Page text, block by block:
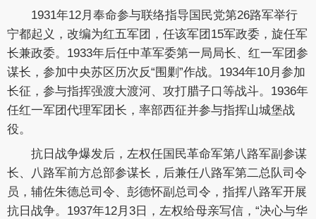
1931年12月奉命参与联络指导国民党第26路军举行
宁都起义，改编为红五军团，任该军团15军政委，旋任军
长兼政委。1933年后任中革军委第一局局长、红一军团参
谋长，参加中央苏区历次反“围剿”作战。1934年10月参加
长征，参与指挥强渡大渡河、攻打腊子口等战斗。1936年
任红一军团代理军团长，率部西征并参与指挥山城堡战
役。
抗日战争爆发后，左权任国民革命军第八路军副参谋
长、八路军前方总部参谋长，后兼任八路军第二总队司令
员，辅佐朱德总司令、彭德怀副总司令，指挥八路军开展
抗日战争。1937年12月3日，左权给母亲写信，“决心与华